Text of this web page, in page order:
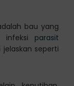
bau yang
infeksi parasit
seperti